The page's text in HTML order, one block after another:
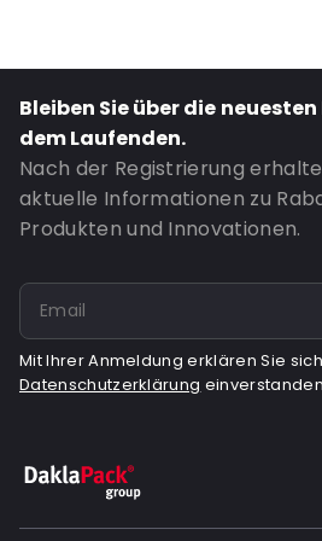
Bestell-ID: 270104
Bleiben Sie über die
dem Laufenden.
Nach der Registrierung
aktuelle Informationen zu
Produkten und Innovationen.
Mit Ihrer Anmeldung erklären Sie
Datenschutzerklärung